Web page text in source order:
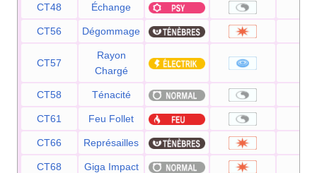
CT48 Échange
CT56 Dégommage
CT57
Rayon
Chargé
CT58 Ténacité
CT61 Feu Follet
CT66 Représailles
CT68 Giga Impact